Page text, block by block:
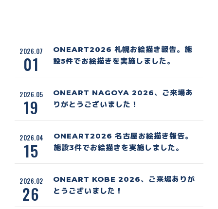
2026.07
01
ONEART2026 札幌お絵描き報告。施
設5件でお絵描きを実施しました。
2026.05
19
ONEART NAGOYA 2026、ご来場あ
りがとうございました！
2026.04
15
ONEART2026 名古屋お絵描き報告。
施設3件でお絵描きを実施しました。
2026.02
26
ONEART KOBE 2026、ご来場ありが
とうございました！